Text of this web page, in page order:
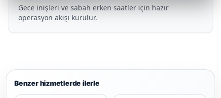
Gece inişleri ve sabah erken saatler için hazır
operasyon akışı kurulur.
Benzer hizmetlerde ilerle